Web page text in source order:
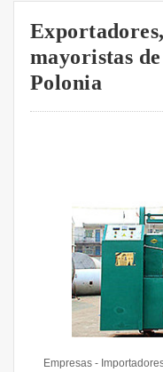
mayoristas
Polonia
Empresas -